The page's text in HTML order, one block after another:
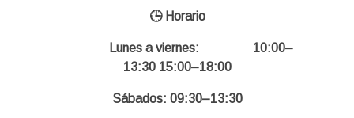
🕒 Horario
Lunes a viernes:
10:00–
13:30 15:00–18:00
Sábados: 09:30–13:30